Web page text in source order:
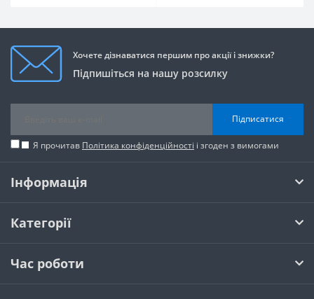
Хочете дізнаватися першим про акції і знижки?
Підпишіться на нашу розсилку
Підписатися
Я прочитав Політика конфіденційності і згоден з вимогами
Інформація
Категорії
Час роботи